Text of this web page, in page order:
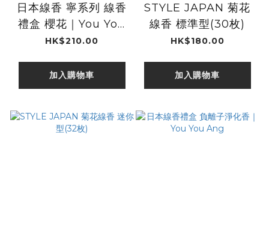
日本線香 寧系列 線香
禮盒 櫻花｜You You
Ang
HK$210.00
加入購物車
STYLE JAPAN 菊花
線香 標準型(30枚)
HK$180.00
加入購物車